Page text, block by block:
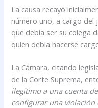
La causa recayó
número uno, a cargo del
que debía ser su colega
quien debía hacerse
La Cámara, citando
de la Corte Suprema,
ilegítimo a una cuenta
configurar una violación